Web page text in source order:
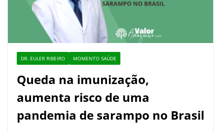
DR. EULER RIBEIRO MOMENTO SAÚDE
Queda na imunização,
aumenta risco de uma
pandemia de sarampo no Brasil